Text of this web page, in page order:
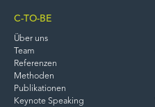
C-TO-BE
Über uns
Team
Referenzen
Methoden
Publikationen
Keynote Speaking